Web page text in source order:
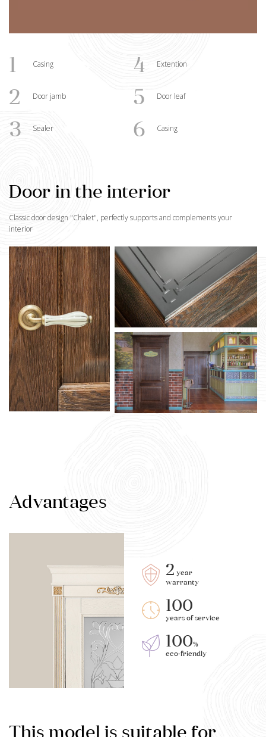
1 Casing 4 Extention
2 Door jamb 5 Door leaf
3 Sealer 6 Casing
Door in the interior
Classic door design "Chalet", perfectly supports and complements your
interior
Advantages
2 year
warranty
100
years of service
100%
eco-friendly